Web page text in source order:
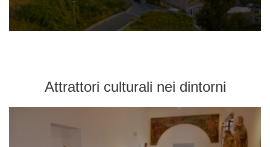
Attrattori culturali nei dintorni